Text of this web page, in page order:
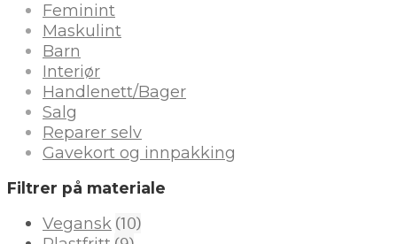
Feminint
Maskulint
Barn
Interiør
Handlenett/Bager
Salg
Reparer selv
Gavekort og innpakking
Filtrer på materiale
Vegansk (10)